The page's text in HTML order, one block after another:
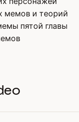
мемов и теорий
пятой главы